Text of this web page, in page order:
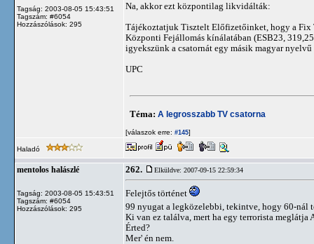
Tagság: 2003-08-05 15:43:51
Tagszám: #6054
Hozzászólások: 295
Na, akkor ezt központilag likvidálták:
Tájékoztatjuk Tisztelt Előfizetőinket, hogy a Fix
Központi Fejállomás kínálatában (ESB23,
igyekszünk a csatornát egy másik magyar
UPC
Téma: A legrosszabb TV csatorna
[válaszok erre: #145]
Haladó
mentolos halászlé
Tagság: 2003-08-05 15:43:51
Tagszám: #6054
Hozzászólások: 295
262. Elküldve: 2007-09-15 22:59:34
Felejtős történet
99 nyugat a legközelebbi, tekintve, hogy 60-nál
Ki van ez találva, mert ha egy terrorista meglátja
Érted?
Mer' én nem.